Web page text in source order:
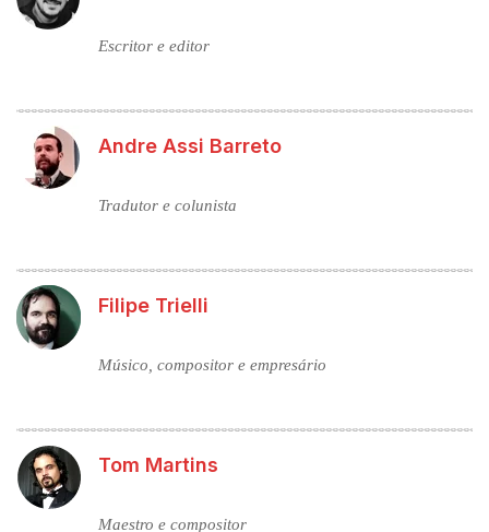
Escritor e editor
Andre Assi Barreto
Tradutor e colunista
Filipe Trielli
Músico, compositor e empresário
Tom Martins
Maestro e compositor